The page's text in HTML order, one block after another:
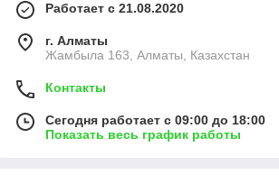
Работает с 21.08.2020
г. Алматы
Жамбыла 163, Алматы, Казахстан
Контакты
Сегодня работает с 09:00 до 18:00
Показать весь график работы